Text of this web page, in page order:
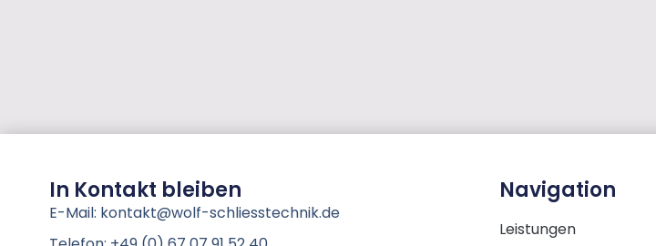
In Kontakt bleiben
E-Mail: kontakt@wolf-schliesstechnik.de
Navigation
Leistungen